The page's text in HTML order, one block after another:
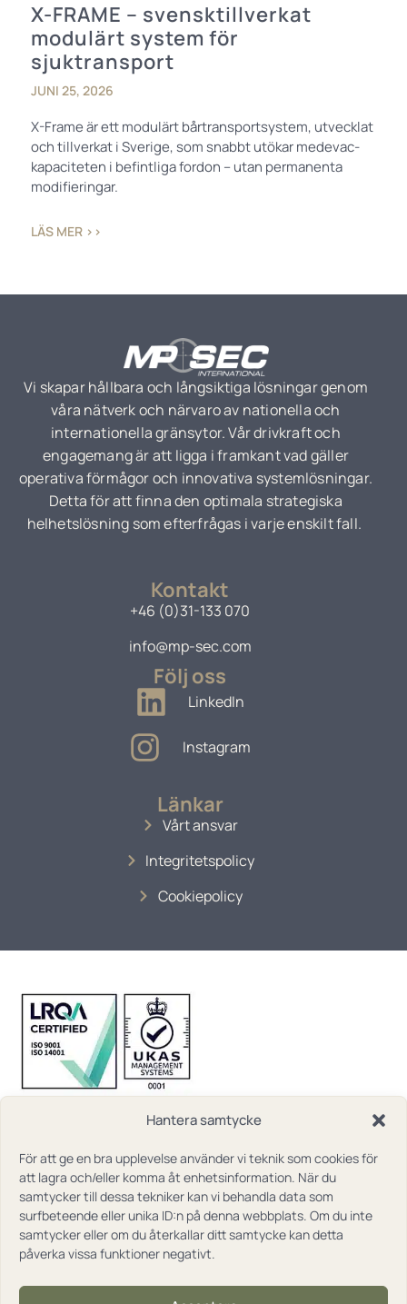
Hantera samtycke
För att ge en bra upplevelse använder vi teknik som cookies för
att lagra och/eller komma åt enhetsinformation. När du
samtycker till dessa tekniker kan vi behandla data som
surfbeteende eller unika ID:n på denna webbplats. Om du inte
samtycker eller om du återkallar ditt samtycke kan detta
påverka vissa funktioner negativt.
X-FRAME – svensktillverkat
modulärt system för
sjuktransport
JUNI 25, 2026
X-Frame är ett modulärt bårtransportsystem, utvecklat
och tillverkat i Sverige, som snabbt utökar medevac-
kapaciteten i befintliga fordon – utan permanenta
modifieringar.
LÄS MER ››
Vi skapar hållbara och långsiktiga lösningar genom
våra nätverk och närvaro av nationella och
internationella gränsytor. Vår drivkraft och
engagemang är att ligga i framkant vad gäller
operativa förmågor och innovativa systemlösningar.
Detta för att finna den optimala strategiska
helhetslösning som efterfrågas i varje enskilt fall.
Kontakt
+46 (0)31-133 070
info@mp-sec.com
Följ oss
LinkedIn
Instagram
Länkar
Vårt ansvar
Integritetspolicy
Cookiepolicy